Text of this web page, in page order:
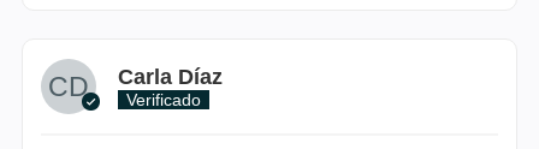
Carla Díaz
Verificado